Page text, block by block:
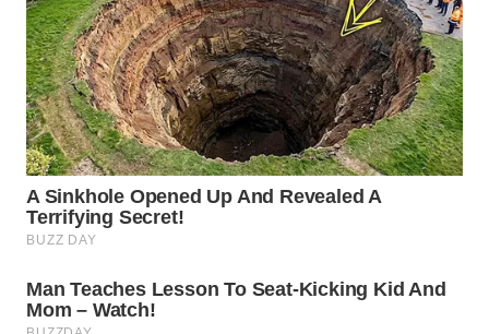
WN
BINJAI
WN
CIREBON
WN
INDRAMAYU
KUNINGAN